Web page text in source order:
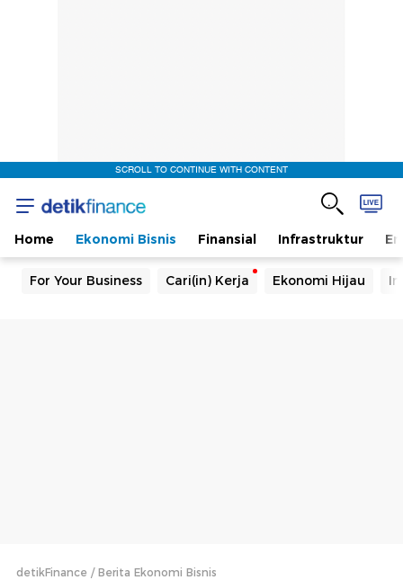
SCROLL TO CONTINUE WITH CONTENT
Home Ekonomi Bisnis Finansial Infrastruktur
For Your Business Cari(in) Kerja Ekonomi Hijau
detikFinance Berita Ekonomi Bisnis